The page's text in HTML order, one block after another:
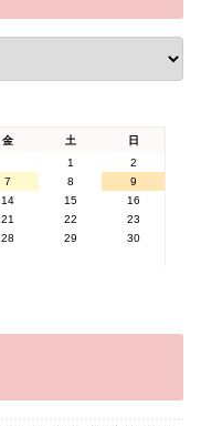
金 土
日
1
2
7 8
9
14 15
16
21 22
23
28 29
30